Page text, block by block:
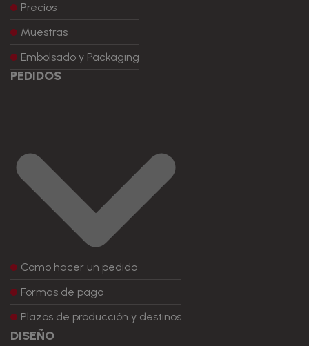
Precios
Muestras
Embolsado y Packaging
PEDIDOS
Como hacer un pedido
Formas de pago
Plazos de producción y destinos
DISEÑO